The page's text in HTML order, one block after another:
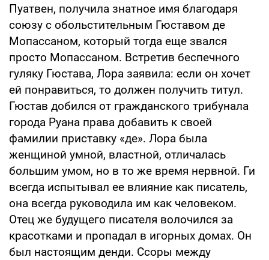
Пуатвен, получила знатное имя благодаря
союзу с обольстительным Гюставом де
Мопассаном, который тогда еще звался
просто Мопассаном. Встретив беспечного
гуляку Гюстава, Лора заявила: если он хочет
ей понравиться, то должен получить титул.
Гюстав добился от гражданского трибунала
города Руана права добавить к своей
фамилии приставку «де». Лора была
женщиной умной, властной, отличалась
большим умом, но в то же время нервной. Ги
всегда испытывал ее влияние как писатель,
она всегда руководила им как человеком.
Отец же будущего писателя волочился за
красотками и пропадал в игорных домах. Он
был настоящим денди. Ссоры между